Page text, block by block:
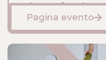
Sede: Anfossi
Gennaio 26, 2025 14:15
Pagina evento